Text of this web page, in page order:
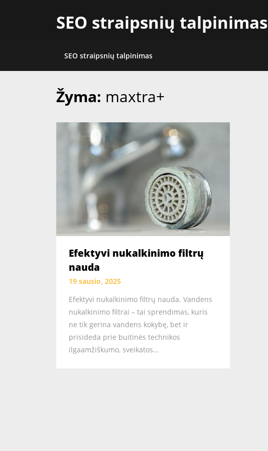
SEO straipsnių talpinimas
SEO straipsnių talpinimas
Žyma: maxtra+
Efektyvi nukalkinimo filtrų
nauda
19 sausio, 2025
Efektyvi nukalkinimo filtrų nauda. Vandens
nukalkinimo filtrai – tai sprendimas, kuris
ne tik gerina vandens kokybę, bet ir
prisideda prie buitinės technikos
ilgaamžiškumo, sveikatos…